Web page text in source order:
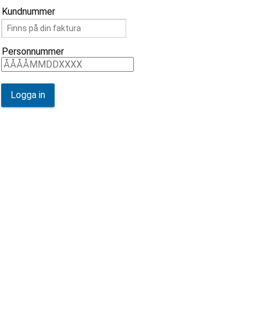
Kundnummer
Personnummer